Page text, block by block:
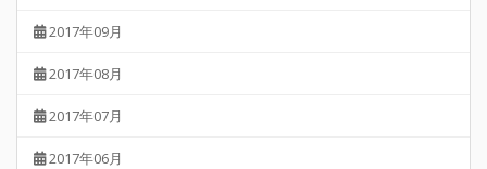
2017年09月
2017年08月
2017年07月
2017年06月